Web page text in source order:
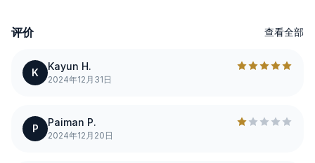
评价 查看全部
K
Kayun H.
2024年12月31日
P
Paiman P.
2024年12月20日